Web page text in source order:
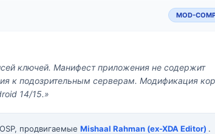
MOD-
ключей. Манифест приложения не содержит
к подозрительным серверам. Модификация
14/15.»
продвигаемые Mishaal Rahman (ex-XDA Editor) .